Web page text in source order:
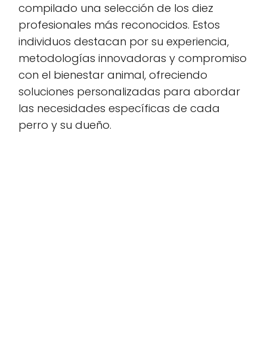
compilado una selección de los diez
profesionales más reconocidos. Estos
individuos destacan por su experiencia,
metodologías innovadoras y compromiso
con el bienestar animal, ofreciendo
soluciones personalizadas para abordar
las necesidades específicas de cada
perro y su dueño.